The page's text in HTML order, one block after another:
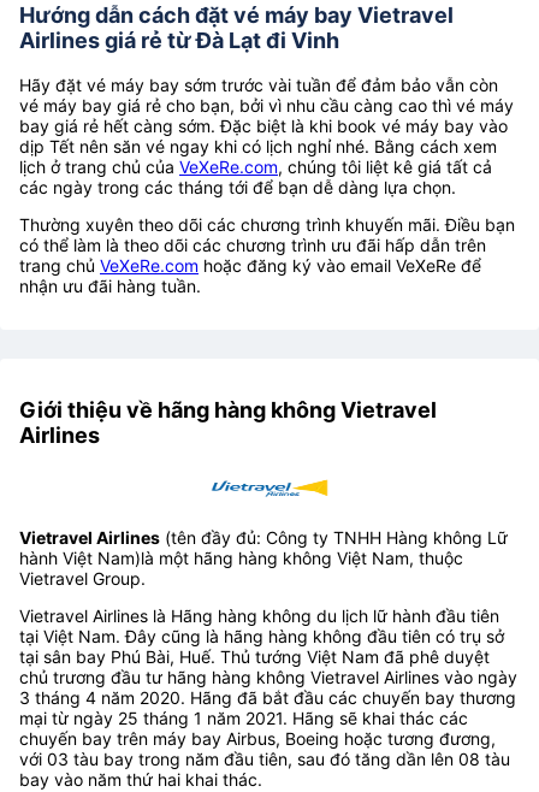
Hướng dẫn cách đặt vé máy bay Vietravel
Airlines giá rẻ từ Đà Lạt đi Vinh
Hãy đặt vé máy bay sớm trước vài tuần để đảm bảo vẫn còn
vé máy bay giá rẻ cho bạn, bởi vì nhu cầu càng cao thì vé máy
bay giá rẻ hết càng sớm. Đặc biệt là khi book vé máy bay vào
dịp Tết nên săn vé ngay khi có lịch nghỉ nhé. Bằng cách xem
lịch ở trang chủ của VeXeRe.com, chúng tôi liệt kê giá tất cả
các ngày trong các tháng tới để bạn dễ dàng lựa chọn.
Thường xuyên theo dõi các chương trình khuyến mãi. Điều bạn
có thể làm là theo dõi các chương trình ưu đãi hấp dẫn trên
trang chủ VeXeRe.com hoặc đăng ký vào email VeXeRe để
nhận ưu đãi hàng tuần.
Giới thiệu về hãng hàng không Vietravel
Airlines
Vietravel Airlines (tên đầy đủ: Công ty TNHH Hàng không Lữ
hành Việt Nam)là một hãng hàng không Việt Nam, thuộc
Vietravel Group.
Vietravel Airlines là Hãng hàng không du lịch lữ hành đầu tiên
tại Việt Nam. Đây cũng là hãng hàng không đầu tiên có trụ sở
tại sân bay Phú Bài, Huế. Thủ tướng Việt Nam đã phê duyệt
chủ trương đầu tư hãng hàng không Vietravel Airlines vào ngày
3 tháng 4 năm 2020. Hãng đã bắt đầu các chuyến bay thương
mại từ ngày 25 tháng 1 năm 2021. Hãng sẽ khai thác các
chuyến bay trên máy bay Airbus, Boeing hoặc tương đương,
với 03 tàu bay trong năm đầu tiên, sau đó tăng dần lên 08 tàu
bay vào năm thứ hai khai thác.